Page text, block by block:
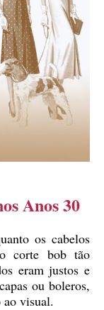
Anos 30
os cabelos
corte bob tão
eram justos e
ou boleros,
ao visual.